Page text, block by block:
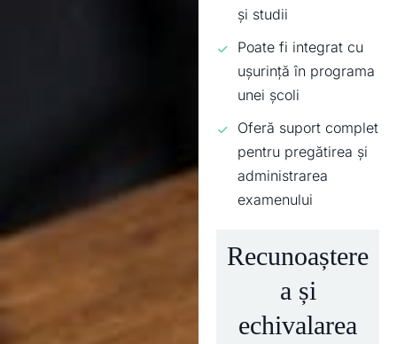
și studii
Poate fi integrat cu
ușurință în programa
unei școli
Oferă suport complet
pentru pregătirea și
administrarea
examenului
Recunoaștere
a și
echivalarea